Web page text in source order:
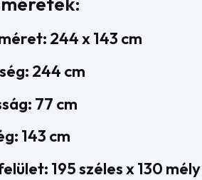
244 x 143 cm
244 cm
77 cm
143 cm
195 széles x 130